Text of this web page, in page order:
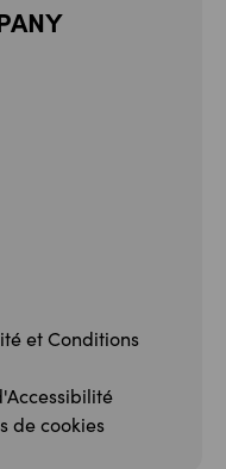
et Conditions
de cookies